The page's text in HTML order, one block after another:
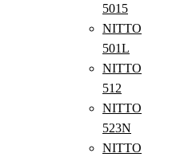
5015
NITTO
501L
NITTO
512
NITTO
523N
NITTO